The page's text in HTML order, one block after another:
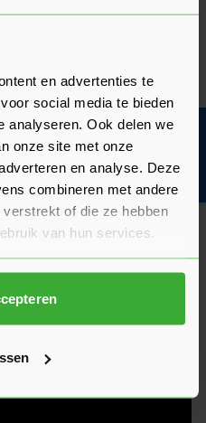
en advertenties te
social media te bieden
analyseren. Ook delen we
onze site met onze
en analyse. Deze
combineren met andere
of die ze hebben
van hun services.
van cement, zand en
kleurstof aan
kleuren en maten
manieren
allerlei verschillende sferen
geborstelde, gestraalde en
Betontegels zijn
redelijk eenvoudig zelf te
tegels en muurelementen
en bloembakken van
je betontegels voor een